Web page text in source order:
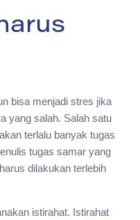
bisa menjadi stres jika
yang salah. Salah satu
terlalu banyak tugas
tugas samar yang
dilakukan terlebih
istirahat. Istirahat